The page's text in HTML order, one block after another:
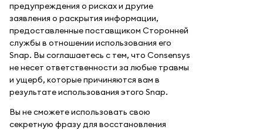
предупреждения о рисках и другие
заявления о раскрытия информации,
предоставленные поставщиком Сторонней
службы в отношении использования его
Snap. Вы соглашаетесь с тем, что Consensys
не несет ответственности за любые травмы
и ущерб, которые причиняются вам в
результате использования этого Snap.
Вы не сможете использовать свою
секретную фразу для восстановления